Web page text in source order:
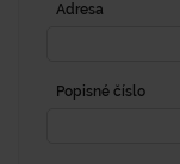
Adresa
Popisné číslo